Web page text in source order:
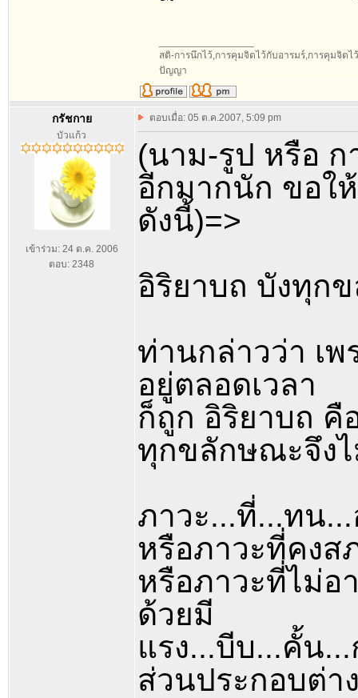
สติ-การนึกไว้,การคุมจิตไว้กับอารมร์,การคุมจิต
ปัญญา
กรัชกาย
บัวแก้ว
เข้าร่วม: 24 ต.ค. 2006
ตอบ: 2348
ตอบเมื่อ: 05 ต.ค.2007, 5:09 pm
(นาม-รูป หรือ ก
อีกมากนัก ขอใ
ดังนี้)=>
อิริยาบถ บังทุก
ท่านกล่าวว่า เ
อยู่ตลอดเวลา
ก็ถูก อิริยาบถ คื
ทุกขลักษณะจึง
ภาวะ...ที่...ทน
หรือภาวะที่คงส
หรือภาวะที่ไม่อ
ด้วยมี
แรง...บีบ...คั้น
ส่วนประกอบต่า